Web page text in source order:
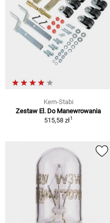
Kern-Stabi
Zestaw El. Do Manewrowania
515,58 zł1